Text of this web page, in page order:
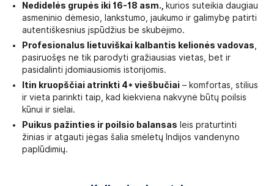
Nedidelės grupės iki 16-18 asm.,
kurios suteikia daugiau
asmeninio dėmesio, lankstumo, jaukumo ir galimybę patirti
autentiškesnius įspūdžius be skubėjimo.
Profesionalus lietuviškai kalbantis kelionės vadovas
pasiruošęs ne tik parodyti gražiausias vietas, bet ir
pasidalinti įdomiausiomis istorijomis.
Itin kruopščiai atrinkti 4* viešbučiai – komfortas, stilius
ir vieta parinkti taip, kad kiekviena nakvynė būtų poilsis
kūnui ir sielai.
Puikus pažinties ir poilsio balansas leis praturtinti
žinias ir atgauti jėgas šalia smėlėtų Indijos vandenyno
paplūdimių.